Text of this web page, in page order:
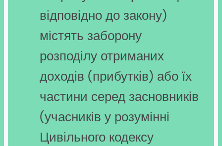
відповідно до закону)
містять заборону
розподілу отриманих
доходів (прибутків) або їх
частини серед засновників
(учасників у розумінні
Цивільного кодексу